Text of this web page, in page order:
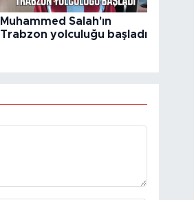
Muhammed Salah'ın
Trabzon yolculuğu başladı